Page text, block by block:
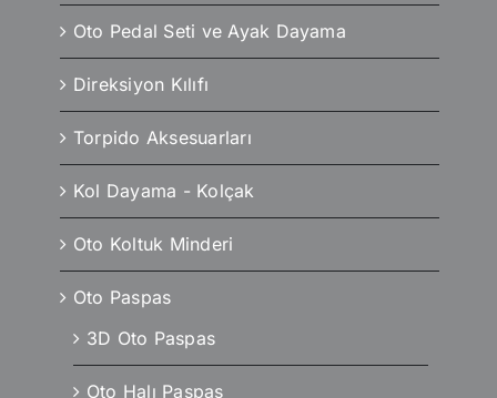
Oto Pedal Seti ve Ayak Dayama
Direksiyon Kılıfı
Torpido Aksesuarları
Kol Dayama - Kolçak
Oto Koltuk Minderi
Oto Paspas
3D Oto Paspas
Oto Halı Paspas